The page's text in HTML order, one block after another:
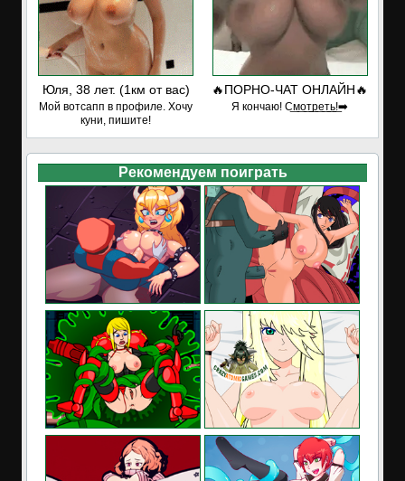
Юля, 38 лет. (1км от вас)
Мой вотсапп в профиле. Хочу
куни, пишите!
🔥ПОРНО-ЧАТ ОНЛАЙН🔥
Я кончаю! С͟м͟о͟т͟р͟е͟т͟ь͟!➡️
Рекомендуем поиграть